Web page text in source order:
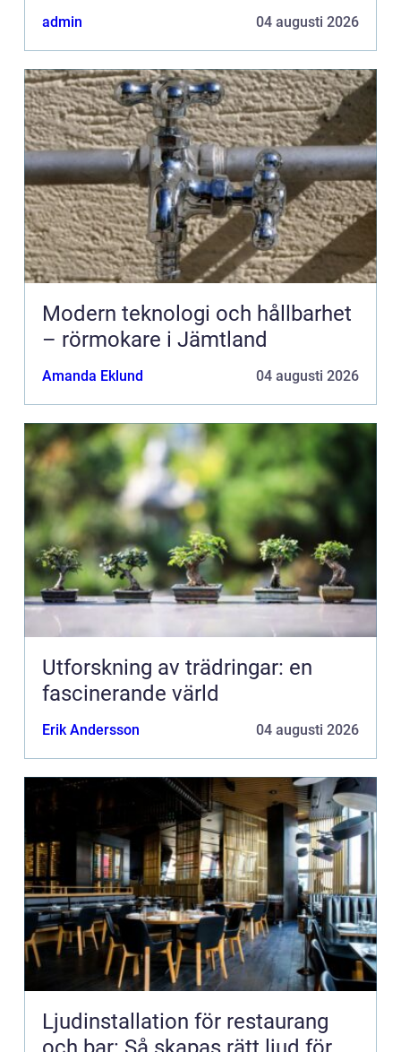
admin 04 augusti 2026
Modern teknologi och hållbarhet
– rörmokare i Jämtland
Amanda Eklund 04 augusti 2026
Utforskning av trädringar: en
fascinerande värld
Erik Andersson 04 augusti 2026
Ljudinstallation för restaurang